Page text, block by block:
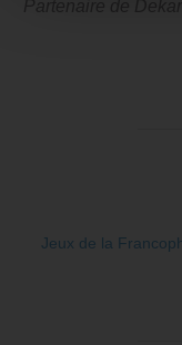
Partenaire de
Jeux de la